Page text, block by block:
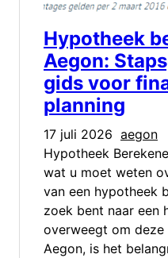
Hypotheek
Aegon:
gids voor
planning
17 juli 2026 aegon
Hypotheek
wat u moet weten
van een hypotheek
zoek bent naar een
overweegt om
Aegon, is het